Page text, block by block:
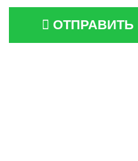
ОТПРАВИТЬ